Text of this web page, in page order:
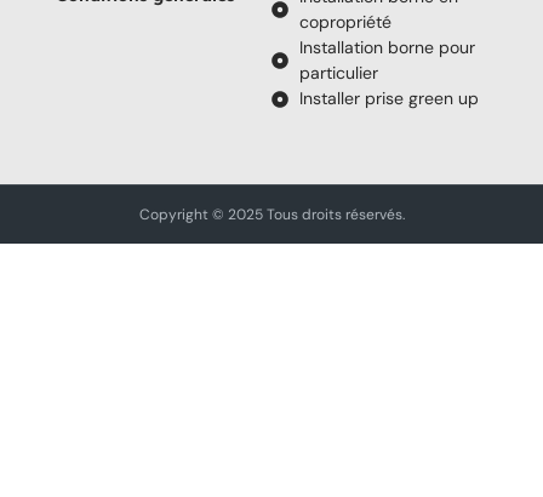
copropriété
Installation borne pour
particulier
Installer prise green up
Copyright © 2025 Tous droits réservés.